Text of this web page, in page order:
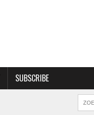
SUBSCRIBE